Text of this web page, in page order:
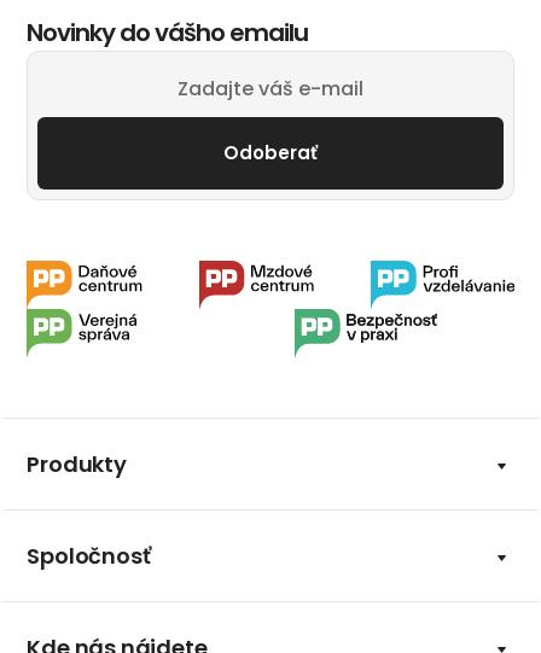
Novinky do vášho emailu
Odoberať
Produkty
Spoločnosť